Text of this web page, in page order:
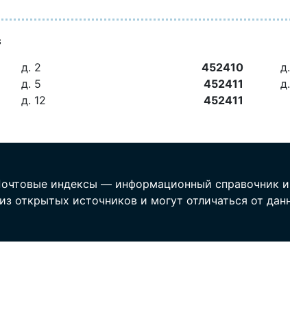
д. 2 452410
д. 5 452411
д. 12 452411
индексы — информационный справочник
открытых источников и могут отличаться от